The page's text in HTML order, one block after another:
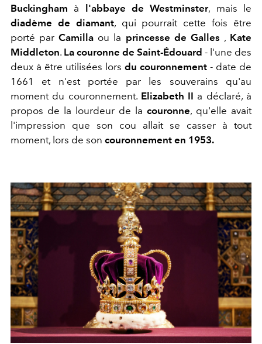
Buckingham à l'abbaye de Westminster, mais le
diadème de diamant, qui pourrait cette fois être
porté parCamilla ou la princesse de Galles , Kate
Middleton. La couronne de Saint-Édouard - l'une des
deux à être utilisées lors du couronnement - date de
1661 et n'est portée par les souverains qu'au
moment du couronnement. Elizabeth II a déclaré, à
propos de la lourdeur de la couronne, qu'elle avait
l'impression que son cou allait se casser à tout
moment, lors de son couronnement en 1953.